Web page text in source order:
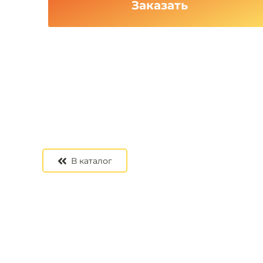
Заказать
В каталог